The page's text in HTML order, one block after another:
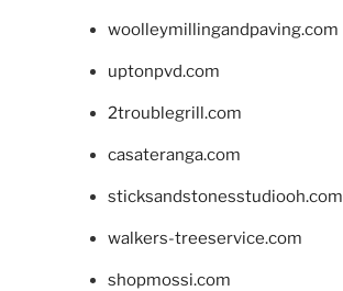
woolleymillingandpaving.com
uptonpvd.com
2troublegrill.com
casateranga.com
sticksandstonesstudiooh.com
walkers-treeservice.com
shopmossi.com